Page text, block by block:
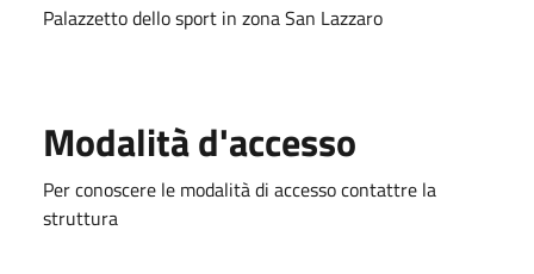
Palazzetto dello sport in zona San Lazzaro
Modalità d'accesso
Per conoscere le modalità di accesso contattre la
struttura